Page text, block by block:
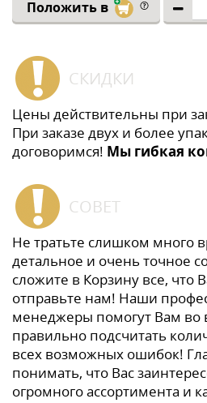
Положить в
СКИДКИ
Цены действительны при
При заказе двух и более
договоримся! Мы гибкая
СОВЕТ
Не тратьте слишком много
детальное и очень точное
сложите в Корзину все, что
отправьте нам! Наши
менеджеры помогут Вам во
правильно подсчитать
всех возможных ошибок!
понимать, что Вас
огромного ассортимента и